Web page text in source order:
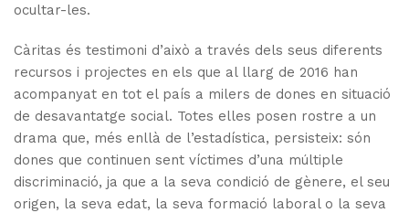
ocultar-les.
Càritas és testimoni d’això a través dels seus diferents
recursos i projectes en els que al llarg de 2016 han
acompanyat en tot el país a milers de dones en situació
de desavantatge social. Totes elles posen rostre a un
drama que, més enllà de l’estadística, persisteix: són
dones que continuen sent víctimes d’una múltiple
discriminació, ja que a la seva condició de gènere, el seu
origen, la seva edat, la seva formació laboral o la seva